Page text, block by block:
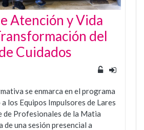
Atención y Vida
del
Cuidados
se enmarca en el programa
los Equipos Impulsores de Lares
de Profesionales de la Matia
de una sesión presencial a